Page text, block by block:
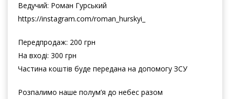
Ведучий: Роман Гурський
https://instagram.com/roman_hurskyi_
Передпродаж: 200 грн
На вході: 300 грн
Частина коштів буде передана на допомогу ЗСУ
Розпалимо наше полум’я до небес разом